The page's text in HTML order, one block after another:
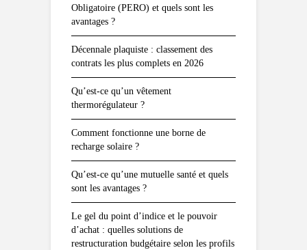
Obligatoire (PERO) et quels sont les
avantages ?
Décennale plaquiste : classement des
contrats les plus complets en 2026
Qu’est-ce qu’un vêtement
thermorégulateur ?
Comment fonctionne une borne de
recharge solaire ?
Qu’est-ce qu’une mutuelle santé et quels
sont les avantages ?
Le gel du point d’indice et le pouvoir
d’achat : quelles solutions de
restructuration budgétaire selon les profils